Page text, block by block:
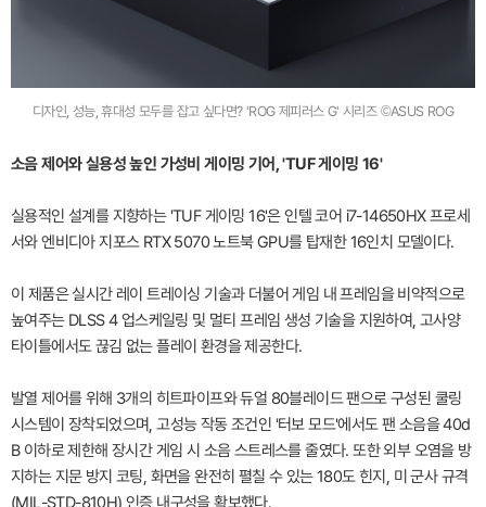
디자인, 성능, 휴대성 모두를 잡고 싶다면? 'ROG 제피러스 G' 시리즈 ©ASUS ROG
소음 제어와 실용성 높인 가성비 게이밍 기어, 'TUF 게이밍 16'
실용적인 설계를 지향하는 'TUF 게이밍 16'은 인텔 코어 i7-14650HX 프로세
서와 엔비디아 지포스 RTX 5070 노트북 GPU를 탑재한 16인치 모델이다.
이 제품은 실시간 레이 트레이싱 기술과 더불어 게임 내 프레임을 비약적으로
높여주는 DLSS 4 업스케일링 및 멀티 프레임 생성 기술을 지원하여, 고사양
타이틀에서도 끊김 없는 플레이 환경을 제공한다.
발열 제어를 위해 3개의 히트파이프와 듀얼 80블레이드 팬으로 구성된 쿨링
시스템이 장착되었으며, 고성능 작동 조건인 '터보 모드'에서도 팬 소음을 40d
B 이하로 제한해 장시간 게임 시 소음 스트레스를 줄였다. 또한 외부 오염을 방
지하는 지문 방지 코팅, 화면을 완전히 펼칠 수 있는 180도 힌지, 미 군사 규격
(MIL-STD-810H) 인증 내구성을 확보했다.